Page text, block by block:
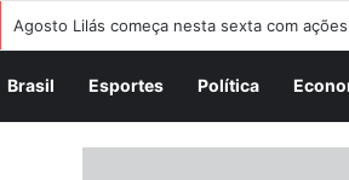
Agosto Lilás começa nesta sexta com
Brasil Esportes Política